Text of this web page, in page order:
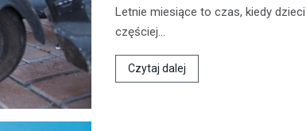
Letnie miesiące to czas, kiedy
częściej…
Czytaj dalej